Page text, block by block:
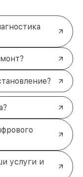
услуги и